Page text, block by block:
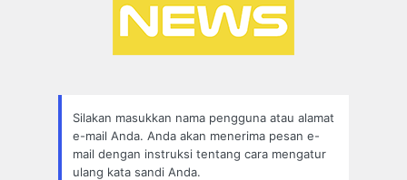
Silakan masukkan nama pengguna atau alamat
e-mail Anda. Anda akan menerima pesan e-
mail dengan instruksi tentang cara mengatur
ulang kata sandi Anda.